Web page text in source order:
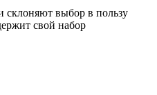
склоняют выбор в пользу
свой набор